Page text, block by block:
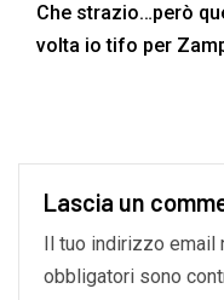
Che strazio…però
volta io tifo per
Lascia un
Il tuo indirizzo
obbligatori sono